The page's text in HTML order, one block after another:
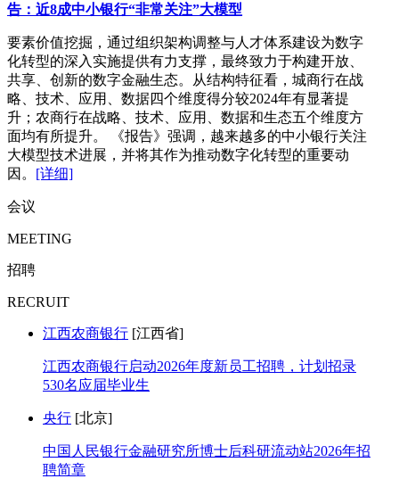
告：近8成中小银行“非常关注”大模型
要素价值挖掘，通过组织架构调整与人才体系建设为数字
化转型的深入实施提供有力支撑，最终致力于构建开放、
共享、创新的数字金融生态。从结构特征看，城商行在战
略、技术、应用、数据四个维度得分较2024年有显著提
升；农商行在战略、技术、应用、数据和生态五个维度方
面均有所提升。 《报告》强调，越来越多的中小银行关注
大模型技术进展，并将其作为推动数字化转型的重要动
因。 [详细]
会议
MEETING
招聘
RECRUIT
江西农商银行 [江西省]
江西农商银行启动2026年度新员工招聘，计划招录
530名应届毕业生
央行 [北京]
中国人民银行金融研究所博士后科研流动站2026年招
聘简章